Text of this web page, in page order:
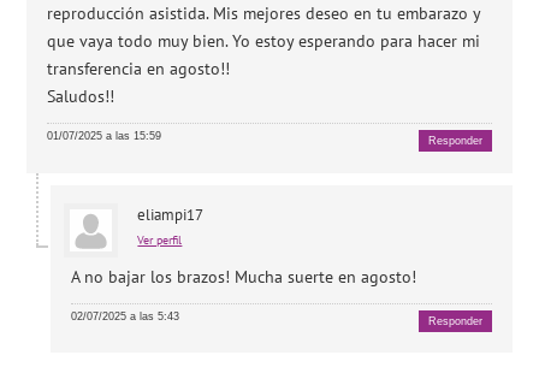
reproducción asistida. Mis mejores deseo en tu embarazo y
que vaya todo muy bien. Yo estoy esperando para hacer mi
transferencia en agosto!!
Saludos!!
01/07/2025 a las 15:59 Responder
eliampi17
Ver perfil
A no bajar los brazos! Mucha suerte en agosto!
02/07/2025 a las 5:43 Responder